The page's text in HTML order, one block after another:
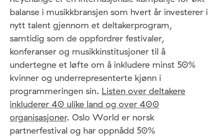
balanse i musikkbransjen som hvert år investerer i
nytt talent gjennom et deltakerprogram,
samtidig som de oppfordrer festivaler,
konferanser og musikkinstitusjoner til å
undertegne et løfte om å inkludere minst 50%
kvinner og underrepresenterte kjønn i
programmeringen sin. Listen over deltakere
inkluderer 40 ulike land og over 400
organisasjoner. Oslo World er norsk
partnerfestival og har oppnådd 50%